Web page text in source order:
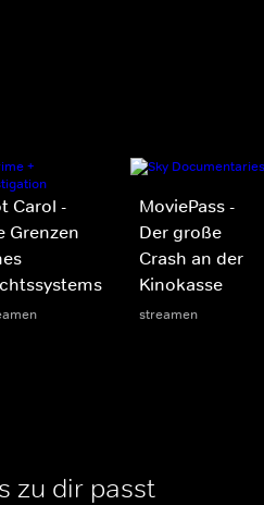
Carol -
Grenzen
MoviePass -
Der große
Crash an der
Kinokasse
streamen
zu dir passt